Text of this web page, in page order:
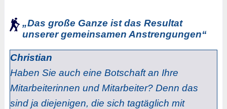
„Das große Ganze ist das Resultat
unserer gemeinsamen Anstrengungen“
Christian
Haben Sie auch eine Botschaft an Ihre
Mitarbeiterinnen und Mitarbeiter? Denn das
sind ja diejenigen, die sich tagtäglich mit